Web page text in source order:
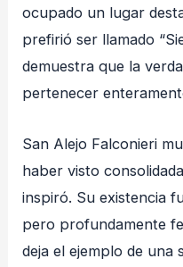
ocupado un lugar
prefirió ser llamado
demuestra que la
pertenecer
San Alejo Falconieri
haber visto
inspiró. Su existencia
pero profundamente
deja el ejemplo de una